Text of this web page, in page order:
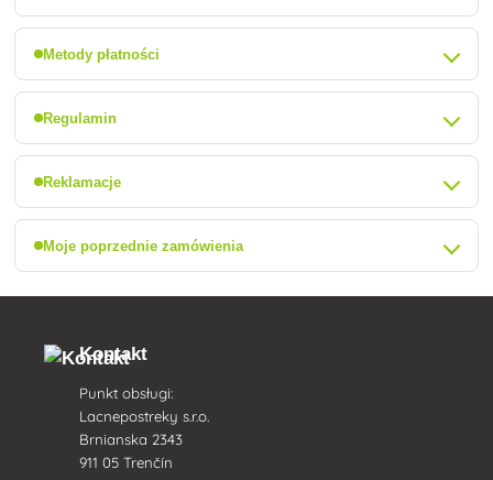
Metody płatności
Regulamin
Reklamacje
Moje poprzednie zamówienia
Kontakt
Punkt obsługi:
Lacnepostreky s.r.o.
Brnianska 2343
911 05 Trenčín